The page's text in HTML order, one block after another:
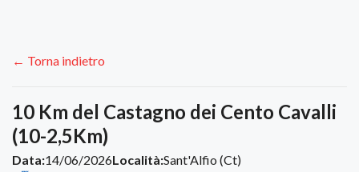
← Torna indietro
10 Km del Castagno dei Cento Cavalli
(10-2,5Km)
Data:14/06/2026Località:Sant'Alfio (Ct)